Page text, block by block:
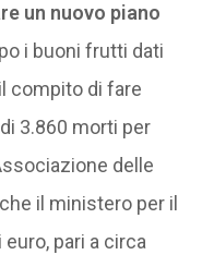
un nuovo piano
i buoni frutti dati
compito di fare
3.860 morti per
delle
il ministero per il
pari a circa